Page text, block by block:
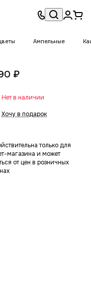
Ампельные
₽
Нет в наличии
Хочу в подарок
только для
магазина и может
от цен в розничных